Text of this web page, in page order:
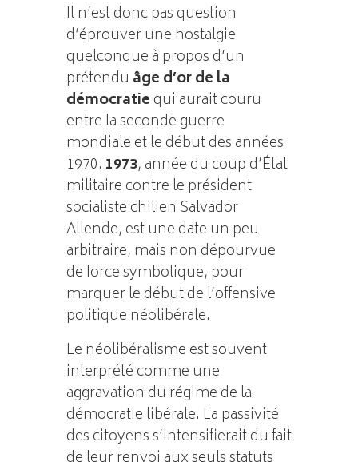
Il n’est donc pas question
d’éprouver une nostalgie
quelconque à propos d’un
prétendu âge d’or de la
démocratiequi aurait couru
entre la seconde guerre
mondiale et le début des années
1970. 1973, année du coup d’État
militaire contre le président
socialiste chilien Salvador
Allende, est une date un peu
arbitraire, mais non dépourvue
de force symbolique, pour
marquer le début de l’offensive
politique néolibérale.
Le néolibéralisme est souvent
interprété comme une
aggravation du régime de la
démocratie libérale. La passivité
des citoyens s’intensifierait du fait
de leur renvoi aux seuls statuts